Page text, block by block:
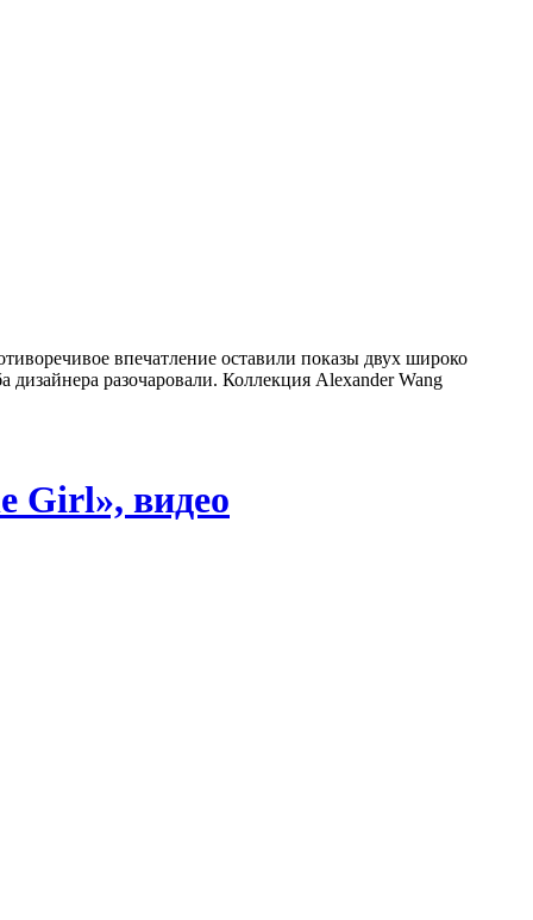
впечатление оставили показы двух широко
разочаровали. Коллекция Alexander Wang
Girl», видео